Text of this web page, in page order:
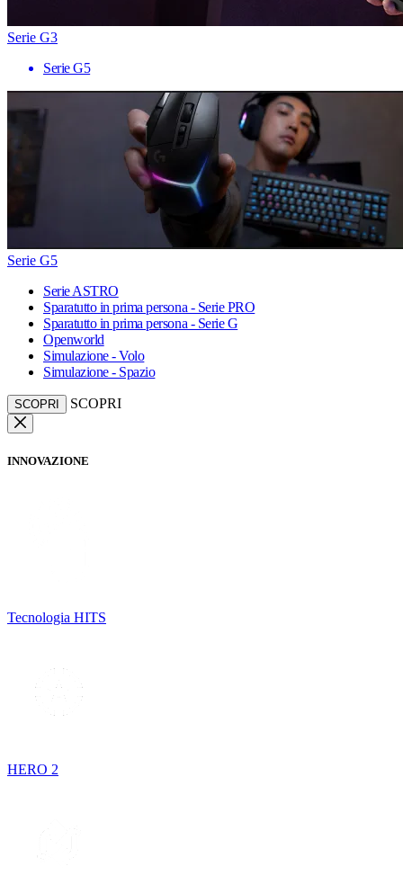
Serie G3
Serie G5
Serie G5
Serie ASTRO
Sparatutto in prima persona - Serie PRO
Sparatutto in prima persona - Serie G
Openworld
Simulazione - Volo
Simulazione - Spazio
SCOPRI SCOPRI
INNOVAZIONE
Tecnologia HITS
HERO 2